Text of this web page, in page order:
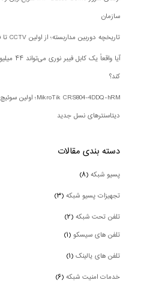
سازمان
تاریخچه دوربین مداربسته؛ از اولین CCTV تا فناوری هوشمند امروز
آیا
کند؟
دیتاسنترهای نسل جدید
دسته بندی‌ مقالات
پسیو شبکه(۸)
تجهیزات پسیو شبکه(۳)
تلفن تحت شبکه(۲)
تلفن های سیسکو(۱)
تلفن های یالینک(۱)
خدمات امنیت شبکه(۶)